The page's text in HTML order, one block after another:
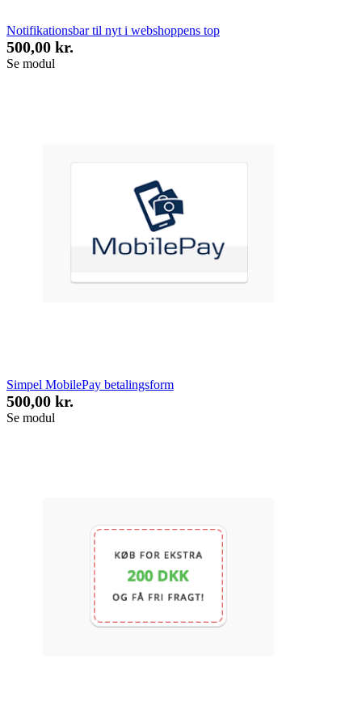
Notifikationsbar til nyt i webshoppens top
500,00 kr.
Se modul
Simpel MobilePay betalingsform
500,00 kr.
Se modul